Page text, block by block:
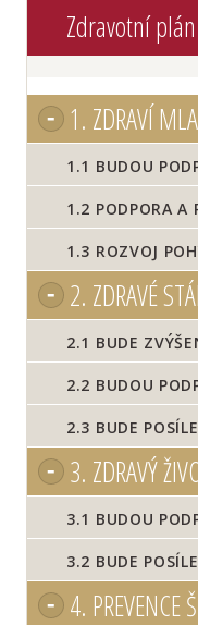
Zdravotní
1. ZDRAVÍ
1.1 BUDOU
1.2 PODPORA A
1.3 ROZVOJ
2. ZDRAVÉ
2.1 BUDE
2.2 BUDOU
2.3 BUDE
3. ZDRAVÝ
3.1 BUDOU
3.2 BUDE
4. PREVENCE